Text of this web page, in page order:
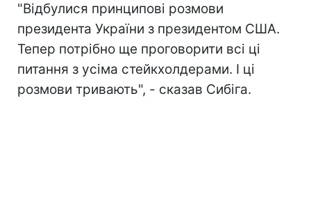
"Відбулися принципові розмови
президента України з президентом США.
Тепер потрібно ще проговорити всі ці
питання з усіма стейкхолдерами. І ці
розмови тривають", - сказав Сибіга.